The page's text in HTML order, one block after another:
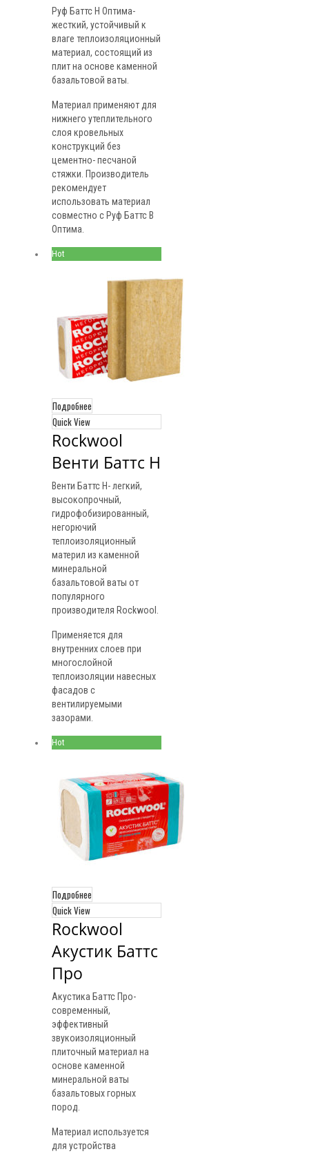
Руф Баттс Н Оптима-
жесткий, устойчивый к
влаге теплоизоляционный
материал, состоящий из
плит на основе каменной
базальтовой ваты.
Материал применяют для
нижнего утеплительного
слоя кровельных
конструкций без
цементно- песчаной
стяжки. Производитель
рекомендует
использовать материал
совместно с Руф Баттс В
Оптима.
Hot
Подробнее
Quick View
Rockwool
Венти Баттс Н
Венти Баттс Н- легкий,
высокопрочный,
гидрофобизированный,
негорючий
теплоизоляционный
материл из каменной
минеральной
базальтовой ваты от
популярного
производителя Rockwool.
Применяется для
внутренних слоев при
многослойной
теплоизоляции навесных
фасадов с
вентилируемыми
зазорами.
Hot
Подробнее
Quick View
Rockwool
Акустик Баттс
Про
Акустика Баттс Про-
современный,
эффективный
звукоизоляционный
плиточный материал на
основе каменной
минеральной ваты
базальтовых горных
пород.
Материал используется
для устройства